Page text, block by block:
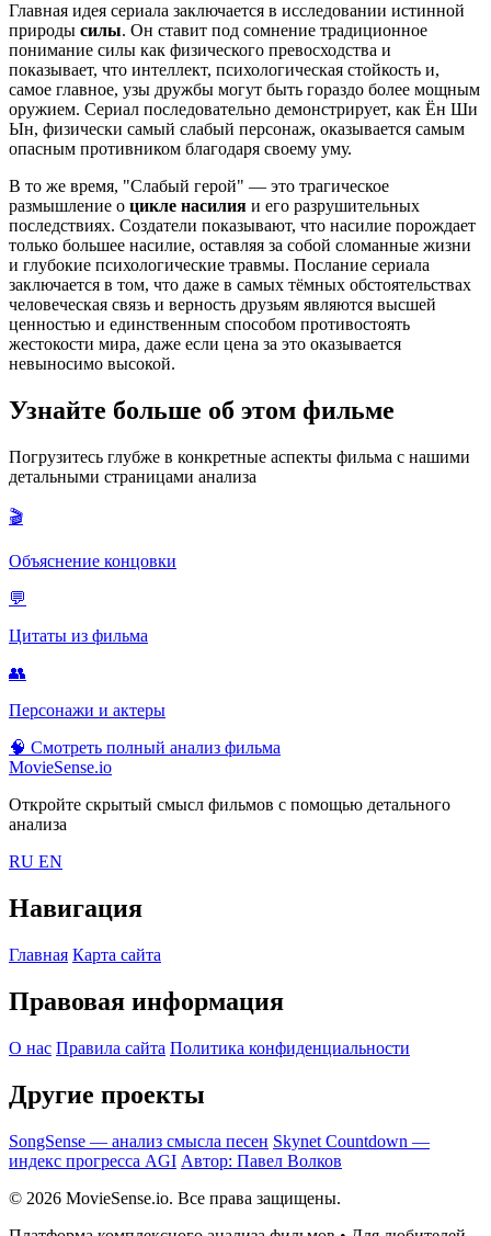
Главная идея сериала заключается в исследовании истинной
природы силы. Он ставит под сомнение традиционное
понимание силы как физического превосходства и
показывает, что интеллект, психологическая стойкость и,
самое главное, узы дружбы могут быть гораздо более мощным
оружием. Сериал последовательно демонстрирует, как Ён Ши
Ын, физически самый слабый персонаж, оказывается самым
опасным противником благодаря своему уму.
В то же время, "Слабый герой" — это трагическое
размышление о цикле насилия и его разрушительных
последствиях. Создатели показывают, что насилие порождает
только большее насилие, оставляя за собой сломанные жизни
и глубокие психологические травмы. Послание сериала
заключается в том, что даже в самых тёмных обстоятельствах
человеческая связь и верность друзьям являются высшей
ценностью и единственным способом противостоять
жестокости мира, даже если цена за это оказывается
невыносимо высокой.
Узнайте больше об этом фильме
Погрузитесь глубже в конкретные аспекты фильма с нашими
детальными страницами анализа
🎬
Объяснение концовки
💬
Цитаты из фильма
👥
Персонажи и актеры
🧠 Смотреть полный анализ фильма
MovieSense.io
Откройте скрытый смысл фильмов с помощью детального
анализа
RU EN
Навигация
Главная Карта сайта
Правовая информация
О нас Правила сайта Политика конфиденциальности
Другие проекты
SongSense — анализ смысла песен Skynet Countdown —
индекс прогресса AGI Автор: Павел Волков
© 2026 MovieSense.io. Все права защищены.